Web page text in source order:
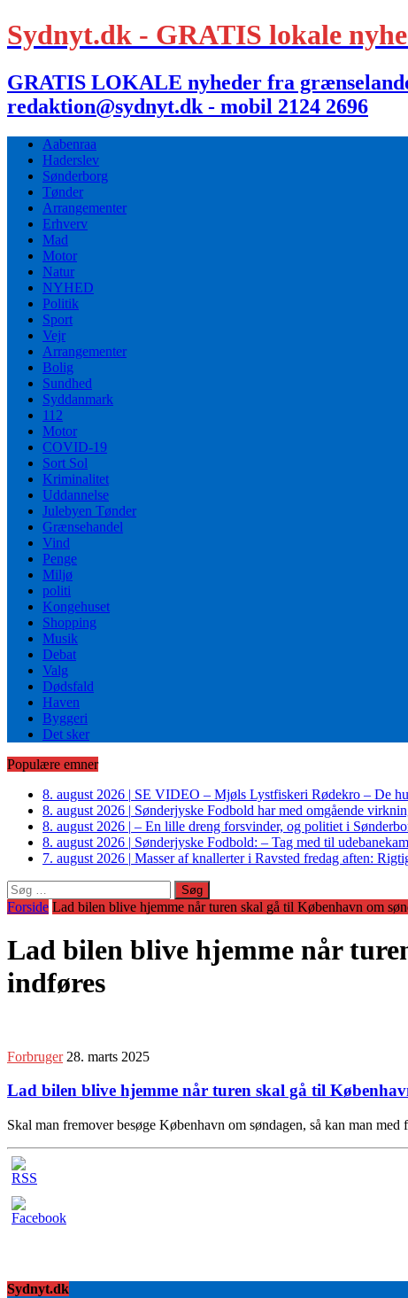
Sydnyt.dk - GRATIS lokale
GRATIS LOKALE nyheder fra
redaktion@sydnyt.dk - mobil 2124 2696
Aabenraa
Haderslev
Sønderborg
Tønder
Arrangementer
Erhverv
Mad
Motor
Natur
NYHED
Politik
Sport
Vejr
Arrangementer
Bolig
Sundhed
Syddanmark
112
Motor
COVID-19
Sort Sol
Kriminalitet
Uddannelse
Julebyen Tønder
Grænsehandel
Vind
Penge
Miljø
politi
Kongehuset
Shopping
Musik
Debat
Valg
Dødsfald
Haven
Byggeri
Det sker
Populære emner
8. august 2026 | SE VIDEO – Mjøls Lystfiskeri Rødekro – De
8. august 2026 | Sønderjyske Fodbold har med omgående
8. august 2026 | – En lille dreng forsvinder, og politiet i
8. august 2026 | Sønderjyske Fodbold: – Tag med til
7. august 2026 | Masser af knallerter i Ravsted fredag aften:
Søg
efter:
Forside Lad bilen blive hjemme når turen skal gå til København om
Lad bilen blive hjemme når
indføres
Forbruger 28. marts 2025
Lad bilen blive hjemme når turen skal gå til
Skal man fremover besøge København om søndagen, så kan man
Sydnyt.dk